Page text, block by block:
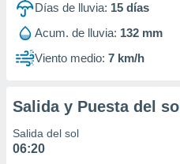
1199Días de lluvia: 15 días
Acum. de lluvia: 132 mm
Viento medio: 7 km/h
Salida y Puesta del sol
Salida del sol
06:20